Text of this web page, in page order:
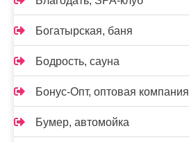
Богатырская, баня
Бодрость, сауна
Бонус-Опт, оптовая компания
Бумер, автомойка